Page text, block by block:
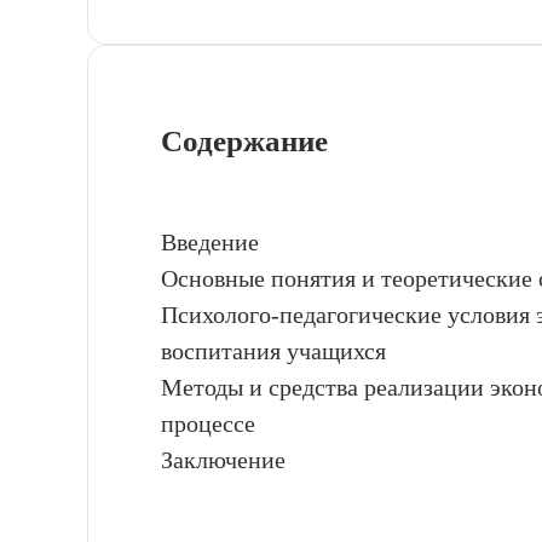
Содержание
Введение
Основные понятия и
Психолого-педагогические
воспитания учащихся
Методы и средства реализации
процессе
Заключение